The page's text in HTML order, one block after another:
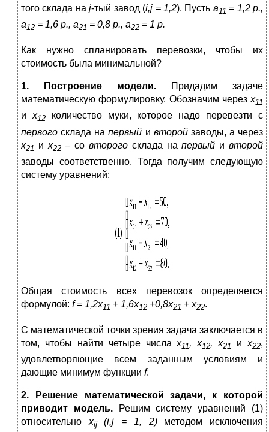
того склада наj-тый завод (i,j = 1,2). Пусть а11 = 1,2 р.,
а12 = 1,6 р., а21 = 0,8 р., а22 = 1 р.
Как нужно спланировать перевозки, чтобы их
стоимость была минимальной?
1. Построение модели.
Придадим задаче
математическую формулировку. Обозначим через х11
и х12количество муки, которое надо перевезти с
первого склада напервый и второйзаводы, а через
х21 и х22– совторого склада напервый ивторой
заводы соответственно. Тогда получим следующую
систему уравнений:
Общая стоимость всех перевозок определяется
формулой: f= 1,2x11 + 1,6x12 +0,8x21 + x22.
С математической точки зрения задача заключается в
том, чтобы найти четыре числах11, х12, х21 их22,
удовлетворяющие всем заданным условиям и
дающие минимум функции f.
2. Решение математической задачи, к которой
приводит модель.
Решим систему уравнений (1)
относительно хij(i,j = 1, 2)методом исключения